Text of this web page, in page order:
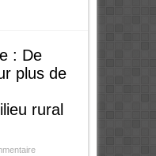
: De
plus de
rural